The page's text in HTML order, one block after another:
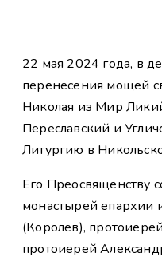
22 мая 2024 года, в
перенесения мощей
Николая из Мир
Переславский и
Литургию в
Его Преосвященству
монастырей епархии
(Королёв),
протоиерей